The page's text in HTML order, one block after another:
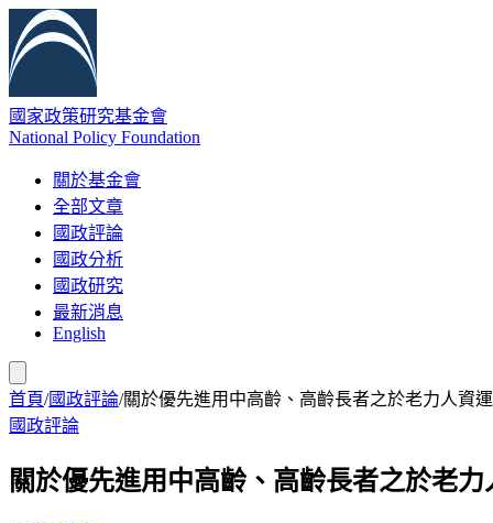
國家政策研究基金會
National Policy Foundation
關於基金會
全部文章
國政評論
國政分析
國政研究
最新消息
English
首頁/國政評論/關於優先進用中高齡、高齡長者之於老力人資
國政評論
關於優先進用中高齡、高齡長者之於老